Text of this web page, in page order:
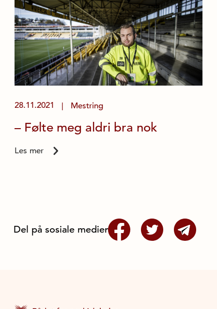
28.11.2021 Mestring
– Følte meg aldri bra nok
Les mer
Del på sosiale medier